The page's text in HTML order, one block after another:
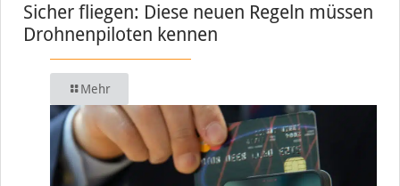
Sicher fliegen: Diese neuen Regeln müssen
Drohnenpiloten kennen
Mehr